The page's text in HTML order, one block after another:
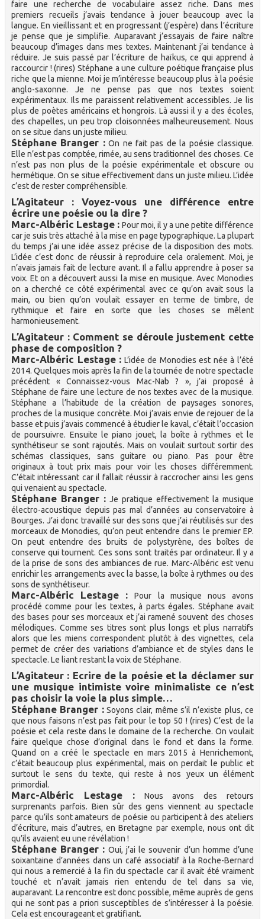
faire une recherche de vocabulaire assez riche. Dans mes
premiers recueils j’avais tendance à jouer beaucoup avec la
langue. En vieillissant et en progressant (j’espère) dans l’écriture
je pense que je simplifie. Auparavant j’essayais de faire naître
beaucoup d’images dans mes textes. Maintenant j’ai tendance à
réduire. Je suis passé par l’écriture de haïkus, ce qui apprend à
raccourcir ! (rires) Stéphane a une culture poétique française plus
riche que la mienne. Moi je m’intéresse beaucoup plus à la poésie
anglo-saxonne. Je ne pense pas que nos textes soient
expérimentaux. Ils me paraissent relativement accessibles. Je lis
plus de poètes américains et hongrois. Là aussi il y a des écoles,
des chapelles, un peu trop cloisonnées malheureusement. Nous
on se situe dans un juste milieu.
Stéphane Branger :On ne fait pas de la poésie classique.
Elle n’est pas comptée, rimée, au sens traditionnel des choses. Ce
n’est pas non plus de la poésie expérimentale et obscure ou
hermétique. On se situe effectivement dans un juste milieu. L’idée
c’est de rester compréhensible.
L’Agitateur : Voyez-vous une différence entre
écrire une poésie ou la dire ?
Marc-Albéric Lestage : Pour moi, il y a une petite différence
car je suis très attaché à la mise en page typographique. La plupart
du temps j’ai une idée assez précise de la disposition des mots.
L’idée c’est donc de réussir à reproduire cela oralement. Moi, je
n’avais jamais fait de lecture avant. Il a fallu apprendre à poser sa
voix. Et on a découvert aussi la mise en musique. Avec Monodies
on a cherché ce côté expérimental avec ce qu’on avait sous la
main, ou bien qu’on voulait essayer en terme de timbre, de
rythmique et faire en sorte que les choses se mêlent
harmonieusement.
L’Agitateur : Comment se déroule justement cette
phase de composition ?
Marc-Albéric Lestage : L’idée de Monodies est née à l’été
2014. Quelques mois après la fin de la tournée de notre spectacle
précédent « Connaissez-vous Mac-Nab ? », j’ai proposé à
Stéphane de faire une lecture de nos textes avec de la musique.
Stéphane a l’habitude de la création de paysages sonores,
proches de la musique concrète. Moi j’avais envie de rejouer de la
basse et puis j’avais commencé à étudier le kaval, c’était l’occasion
de poursuivre. Ensuite le piano jouet, la boîte à rythmes et le
synthétiseur se sont rajoutés. Mais on voulait surtout sortir des
schémas classiques, sans guitare ou piano. Pas pour être
originaux à tout prix mais pour voir les choses différemment.
C’était intéressant car il fallait réussir à raccrocher ainsi les gens
qui venaient au spectacle.
Stéphane Branger : Je pratique effectivement la musique
électro-acoustique depuis pas mal d’années au conservatoire à
Bourges. J’ai donc travaillé sur des sons que j’ai réutilisés sur des
morceaux de Monodies, qu’on peut entendre dans le premier EP.
On peut entendre des bruits de polystyrène, des boîtes de
conserve qui tournent. Ces sons sont traités par ordinateur. Il y a
de la prise de sons des ambiances de rue. Marc-Albéric est venu
enrichir les arrangements avec la basse, la boîte à rythmes ou des
sons de synthétiseur.
Marc-Albéric Lestage :Pour la musique nous avons
procédé comme pour les textes, à parts égales. Stéphane avait
des bases pour ses morceaux et j’ai ramené souvent des choses
mélodiques. Comme ses titres sont plus longs et plus narratifs
alors que les miens correspondent plutôt à des vignettes, cela
permet de créer des variations d’ambiance et de styles dans le
spectacle. Le liant restant la voix de Stéphane.
L’Agitateur : Ecrire de la poésie et la déclamer sur
une musique intimiste voire minimaliste ce n’est
pas choisir la voie la plus simple…
Stéphane Branger :Soyons clair, même s’il n’existe plus, ce
que nous faisons n’est pas fait pour le top 50 ! (rires) C’est de la
poésie et cela reste dans le domaine de la recherche. On voulait
faire quelque chose d’original dans le fond et dans la forme.
Quand on a créé le spectacle en mars 2015 à Henrichemont,
c’était beaucoup plus expérimental, mais on perdait le public et
surtout le sens du texte, qui reste à nos yeux un élément
primordial.
Marc-Albéric Lestage :Nous avons des retours
surprenants parfois. Bien sûr des gens viennent au spectacle
parce qu’ils sont amateurs de poésie ou participent à des ateliers
d’écriture, mais d’autres, en Bretagne par exemple, nous ont dit
qu’ils avaient eu une révélation !
Stéphane Branger : Oui, j’ai le souvenir d’un homme d’une
soixantaine d’années dans un café associatif à la Roche-Bernard
qui nous a remercié à la fin du spectacle car il avait été vraiment
touché et n’avait jamais rien entendu de tel dans sa vie,
auparavant. La rencontre est donc possible, même auprès de gens
qui ne sont pas a priori susceptibles de s’intéresser à la poésie.
Cela est encourageant et gratifiant.